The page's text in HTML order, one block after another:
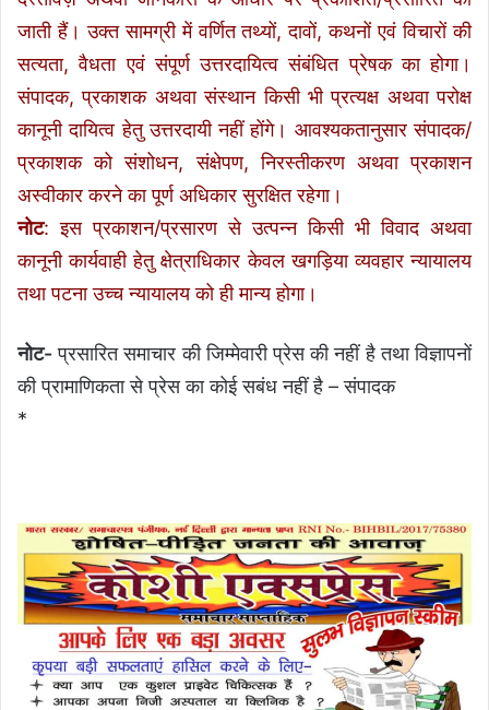
जाती हैं। उक्त सामग्री में वर्णित तथ्यों, दावों, कथनों एवं विचारों की
सत्यता, वैधता एवं संपूर्ण उत्तरदायित्व संबंधित प्रेषक का होगा।
संपादक, प्रकाशक अथवा संस्थान किसी भी प्रत्यक्ष अथवा परोक्ष
कानूनी दायित्व हेतु उत्तरदायी नहीं होंगे। आवश्यकतानुसार संपादक/
प्रकाशक को संशोधन, संक्षेपण, निरस्तीकरण अथवा प्रकाशन
अस्वीकार करने का पूर्ण अधिकार सुरक्षित रहेगा।
नोट: इस प्रकाशन/प्रसारण से उत्पन्न किसी भी विवाद अथवा
कानूनी कार्यवाही हेतु क्षेत्राधिकार केवल खगड़िया व्यवहार न्यायालय
तथा पटना उच्च न्यायालय को ही मान्य होगा।
नोट-प्रसारित समाचार की जिम्मेवारी प्रेस की नहीं है तथा विज्ञापनों
की प्रामाणिकता से प्रेस का कोई सबंध नहीं है – संपादक
*